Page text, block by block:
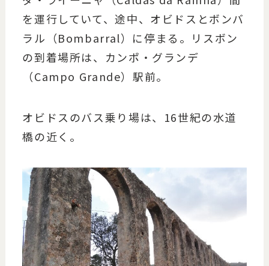
を運行していて、途中、オビドスとボンバ
ラル（Bombarral）に停まる。リスボン
の到着場所は、カンポ・グランデ
（Campo Grande）駅前。
オビドスのバス乗り場は、16世紀の水道
橋の近く。